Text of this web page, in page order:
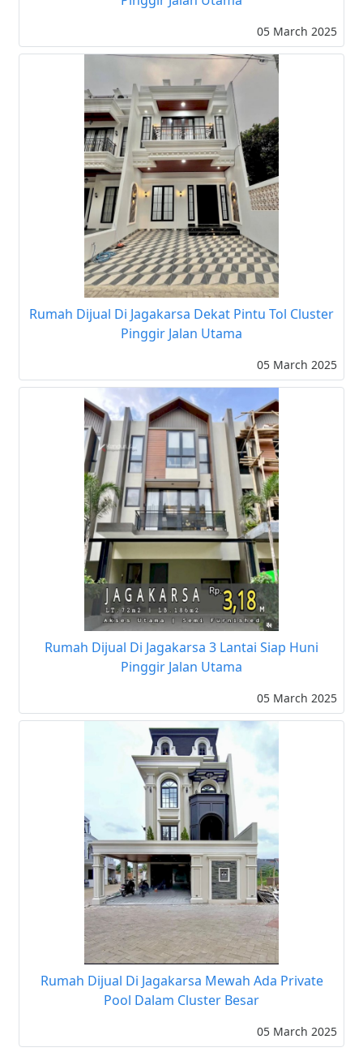
05 March 2025
Rumah Dijual Di Jagakarsa Dekat Pintu Tol Cluster
Pinggir Jalan Utama
05 March 2025
Rumah Dijual Di Jagakarsa 3 Lantai Siap Huni
Pinggir Jalan Utama
05 March 2025
Rumah Dijual Di Jagakarsa Mewah Ada Private
Pool Dalam Cluster Besar
05 March 2025